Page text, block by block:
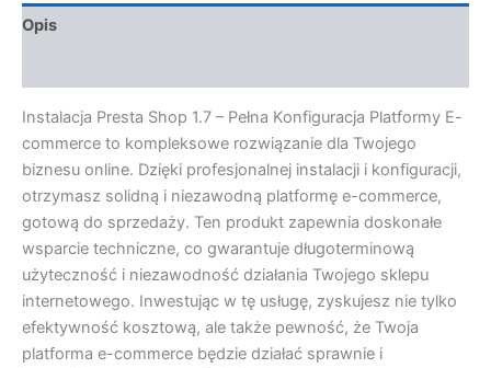
Opis
Instalacja Presta Shop 1.7 – Pełna Konfiguracja Platformy E-
commerce to kompleksowe rozwiązanie dla Twojego
biznesu online. Dzięki profesjonalnej instalacji i konfiguracji,
otrzymasz solidną i niezawodną platformę e-commerce,
gotową do sprzedaży. Ten produkt zapewnia doskonałe
wsparcie techniczne, co gwarantuje długoterminową
użyteczność i niezawodność działania Twojego sklepu
internetowego. Inwestując w tę usługę, zyskujesz nie tylko
efektywność kosztową, ale także pewność, że Twoja
platforma e-commerce będzie działać sprawnie i